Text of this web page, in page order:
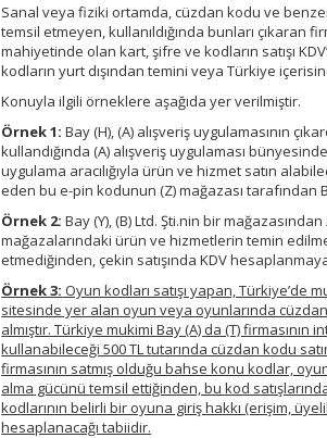
Sanal veya fiziki ortamda, cüzdan kodu ve
temsil etmeyen, kullanıldığında bunları çıkaran
mahiyetinde olan kart, şifre ve kodların satışı
kodların yurt dışından temini veya Türkiye
Konuyla ilgili örneklere aşağıda yer verilmiştir.
Örnek 1: Bay (H), (A) alışveriş uygulamasının
kullandığında (A) alışveriş uygulaması
uygulama aracılığıyla ürün ve hizmet satın
eden bu e-pin kodunun (Z) mağazası tarafından
Örnek 2: Bay (Y), (B) Ltd. Şti.nin bir
mağazalarındaki ürün ve hizmetlerin temin
etmediğinden, çekin satışında KDV
Örnek 3: Oyun kodları satışı yapan, Türkiye’de
sitesinde yer alan oyun veya oyunlarında
almıştır. Türkiye mukimi Bay (A) da (T)
kullanabileceği 500 TL tutarında cüzdan kodu
firmasının satmış olduğu bahse konu kodlar,
alma gücünü temsil ettiğinden, bu kod
kodlarının belirli bir oyuna giriş hakkı (erişim,
hesaplanacağı tabiidir.